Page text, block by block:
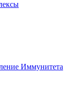
Иммунитета